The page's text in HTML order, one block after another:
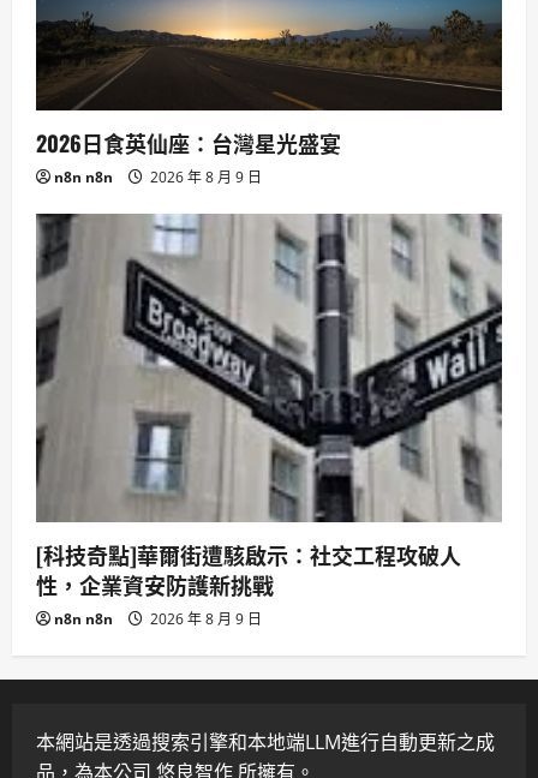
2026日食英仙座：台灣星光盛宴
n8n n8n 2026 年 8 月 9 日
[科技奇點]華爾街遭駭啟示：社交工程攻破人
性，企業資安防護新挑戰
n8n n8n 2026 年 8 月 9 日
本網站是透過搜索引擎和本地端LLM進行自動更新之成
品，為本公司 悠良智作 所擁有。